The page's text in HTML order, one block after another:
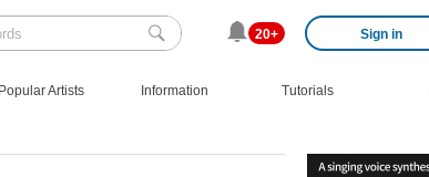
20+ Sign in
Popular Artists Information Tutorials